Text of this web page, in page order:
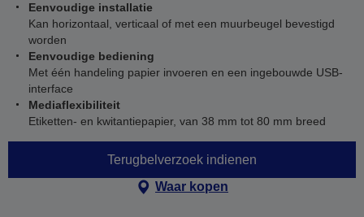
Eenvoudige installatie
Kan horizontaal, verticaal of met een muurbeugel bevestigd
worden
Eenvoudige bediening
Met één handeling papier invoeren en een ingebouwde USB-
interface
Mediaflexibiliteit
Etiketten- en kwitantiepapier, van 38 mm tot 80 mm breed
Terugbelverzoek indienen
Waar kopen